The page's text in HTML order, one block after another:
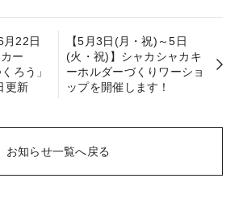
月22日
ー
ろう」
更新
【5月3日(月・祝)～5日
(火・祝)】シャカシャカキ
ーホルダーづくりワーショ
ップを開催します！
お知らせ一覧へ戻る